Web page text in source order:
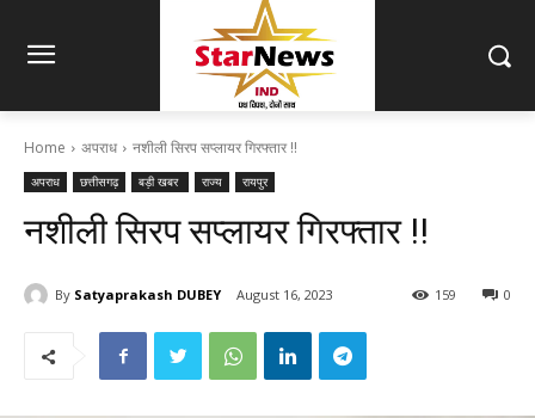
Home अपराध नशीली सिरप सप्लायर गिरफ्तार !!
अपराध छत्तीसगढ़ बड़ी खबर राज्य रायपुर
नशीली सिरप सप्लायर गिरफ्तार !!
By Satyaprakash DUBEY August 16, 2023 0
159